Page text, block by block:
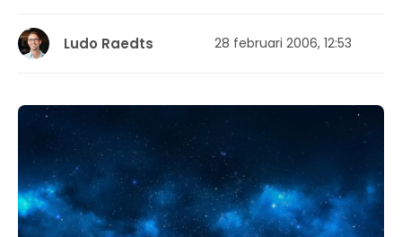
Ludo Raedts 28 februari 2006, 12:53